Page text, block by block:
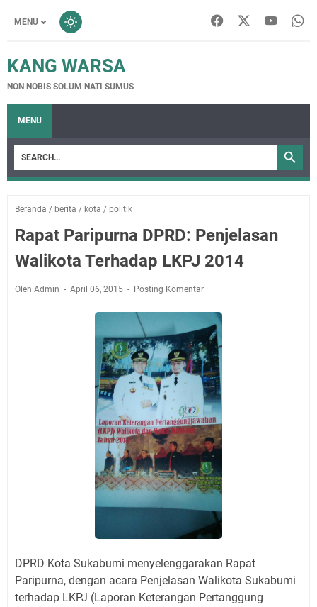
MENU
KANG WARSA
NON NOBIS SOLUM NATI SUMUS
MENU
Beranda / berita / kota / politik
Rapat Paripurna DPRD: Penjelasan
Walikota Terhadap LKPJ 2014
Oleh Admin April 06, 2015 Posting Komentar
DPRD Kota Sukabumi menyelenggarakan Rapat
Paripurna, dengan acara Penjelasan Walikota Sukabumi
terhadap LKPJ (Laporan Keterangan Pertanggung